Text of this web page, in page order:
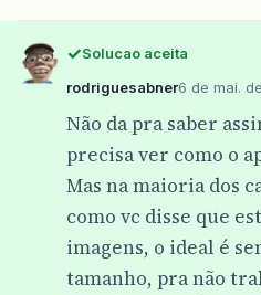
Solucao aceita
rodriguesabner6 de mai.
Não da pra saber
precisa ver como o
Mas na maioria dos
como vc disse que
imagens, o ideal é
tamanho, pra não